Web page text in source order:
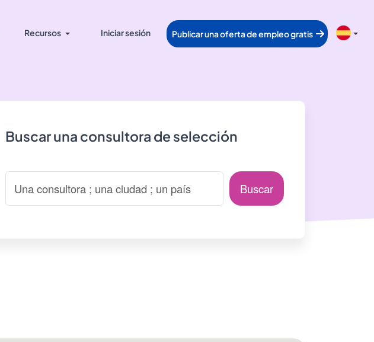
Recursos Iniciar sesión Publicar una oferta de empleo gratis
Buscar una consultora de selección
Buscar